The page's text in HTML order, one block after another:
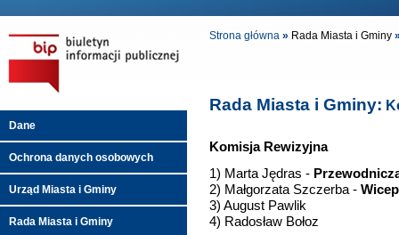
Dane
Ochrona danych osobowych
Urząd Miasta i Gminy
Rada Miasta i Gminy
Strona główna » Rada Miasta i Gminy
Rada Miasta i Gminy:
Komisja Rewizyjna
1) Marta Jędras -
2) Małgorzata Szczerba -
3) August Pawlik
4) Radosław Bołoz